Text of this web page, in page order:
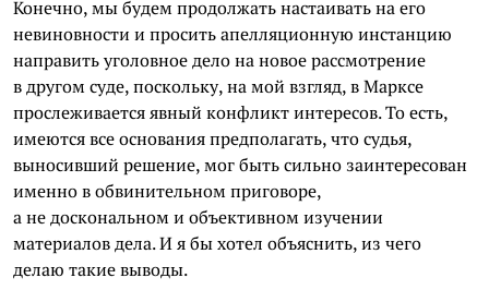
Конечно, мы будем продолжать настаивать на его
невиновности и просить апелляционную инстанцию
направить уголовное дело на новое рассмотрение
в другом суде, поскольку, на мой взгляд, в Марксе
прослеживается явный конфликт интересов. То есть,
имеются все основания предполагать, что судья,
выносивший решение, мог быть сильно заинтересован
именно в обвинительном приговоре,
а не доскональном и объективном изучении
материалов дела. И я бы хотел объяснить, из чего
делаю такие выводы.